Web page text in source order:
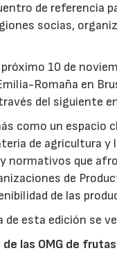
de referencia
socias,
10 de
Romaña en
del siguiente
como un espacio
de agricultura
normativos que
de
de las
de esta edición se
las OMG de